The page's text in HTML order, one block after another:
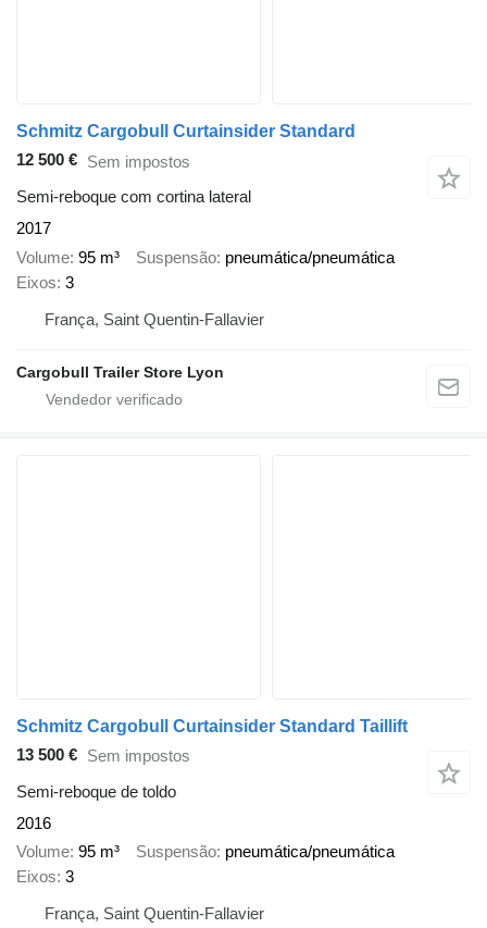
Schmitz Cargobull Curtainsider Standard
12 500 € Sem impostos
Semi-reboque com cortina lateral
2017
Volume 95 m³ Suspensão pneumática/pneumática
Eixos 3
França, Saint Quentin-Fallavier
Cargobull Trailer Store Lyon
Schmitz Cargobull Curtainsider Standard Taillift
13 500 € Sem impostos
Semi-reboque de toldo
2016
Volume 95 m³ Suspensão pneumática/pneumática
Eixos 3
França, Saint Quentin-Fallavier